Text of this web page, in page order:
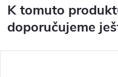
K tomuto
doporučujeme